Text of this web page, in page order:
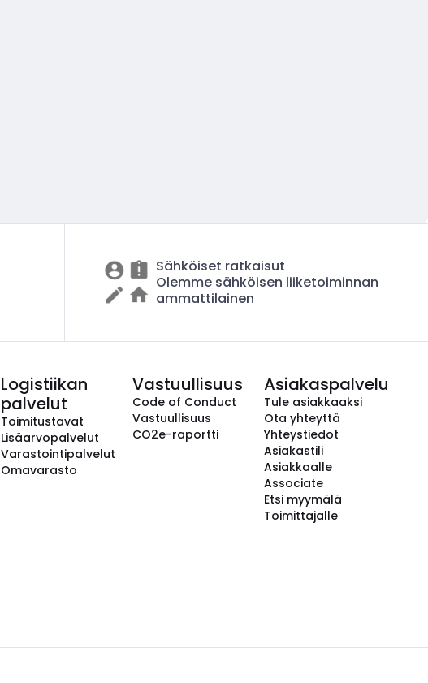
Sähköiset ratkaisut
Olemme sähköisen liiketoiminnan
ammattilainen
Logistiikan
palvelut
Toimitustavat
Lisäarvopalvelut
Varastointipalvelut
Omavarasto
Vastuullisuus
Code of Conduct
Vastuullisuus
CO2e-raportti
Asiakaspalvelu
Tule asiakkaaksi
Ota yhteyttä
Yhteystiedot
Asiakastili
Asiakkaalle
Associate
Etsi myymälä
Toimittajalle